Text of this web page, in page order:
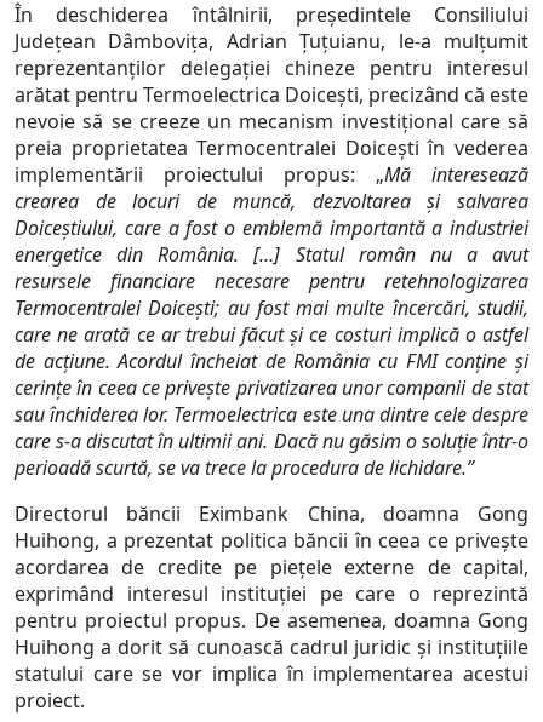
În deschiderea întâlnirii, preşedintele Consiliului
Judeţean Dâmboviţa, Adrian Ţuţuianu, le-a mulţumit
reprezentanţilor delegaţiei chineze pentru interesul
arătat pentru Termoelectrica Doiceşti, precizând că este
nevoie să se creeze un mecanism investiţional care să
preia proprietatea Termocentralei Doiceşti în vederea
implementării proiectului propus: „Mă interesează
crearea de locuri de muncă, dezvoltarea şi salvarea
Doiceştiului, care a fost o emblemă importantă a industriei
energetice din România. […] Statul român nu a avut
resursele financiare necesare pentru retehnologizarea
Termocentralei Doiceşti; au fost mai multe încercări, studii,
care ne arată ce ar trebui făcut şi ce costuri implică o astfel
de acţiune. Acordul încheiat de România cu FMI conţine şi
cerinţe în ceea ce priveşte privatizarea unor companii de stat
sau închiderea lor. Termoelectrica este una dintre cele despre
care s-a discutat în ultimii ani. Dacă nu găsim o soluţie într-o
perioadă scurtă, se va trece la procedura de lichidare.”
Directorul băncii Eximbank China, doamna Gong
Huihong, a prezentat politica băncii în ceea ce priveşte
acordarea de credite pe pieţele externe de capital,
exprimând interesul instituţiei pe care o reprezintă
pentru proiectul propus. De asemenea, doamna Gong
Huihong a dorit să cunoască cadrul juridic şi instituţiile
statului care se vor implica în implementarea acestui
proiect.